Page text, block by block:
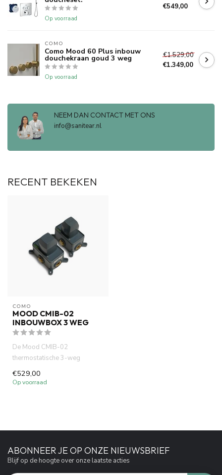
Op voorraad
€549,00
COMO
Como Mood 60 Plus inbouw
douchekraan goud 3 weg
Op voorraad
€1.529,00
€1.349,00
NEEM DAN CONTACT MET ONS
info@sanitear.nl
RECENT BEKEKEN
COMO
MOOD CMIB-02
INBOUWBOX 3 WEG
De Mood CMIB-02
thermostatische 3-weg
inbouwdeel set is de perfecte
oplossing vo...
€529,00
Op voorraad
ABONNEER JE OP ONZE NIEUWSBRIEF
Blijf op de hoogte over onze laatste acties